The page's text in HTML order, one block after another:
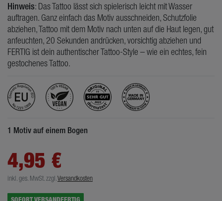
Hinweis: Das Tattoo lässt sich spielerisch leicht mit Wasser
auftragen. Ganz einfach das Motiv ausschneiden, Schutzfolie
abziehen, Tattoo mit dem Motiv nach unten auf die Haut legen, gut
anfeuchten, 20 Sekunden andrücken, vorsichtig abziehen und
FERTIG ist dein authentischer Tattoo-Style – wie ein echtes, fein
gestochenes Tattoo.
1 Motiv auf einem Bogen
4,95 €
inkl. ges. MwSt.zzgl.Versandkosten